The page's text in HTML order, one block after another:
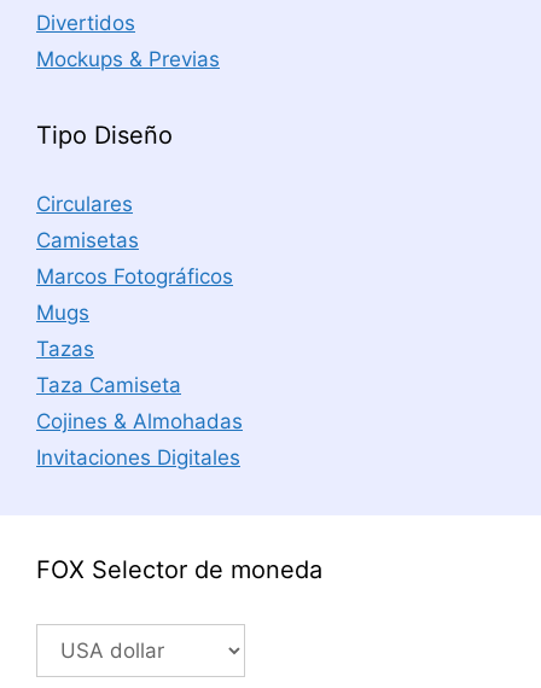
Divertidos
Mockups & Previas
Tipo Diseño
Circulares
Camisetas
Marcos Fotográficos
Mugs
Tazas
Taza Camiseta
Cojines & Almohadas
Invitaciones Digitales
FOX Selector de moneda